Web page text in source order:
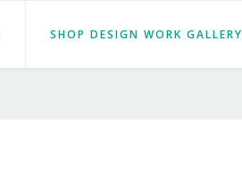
SHOP DESIGN WORK GALLERY